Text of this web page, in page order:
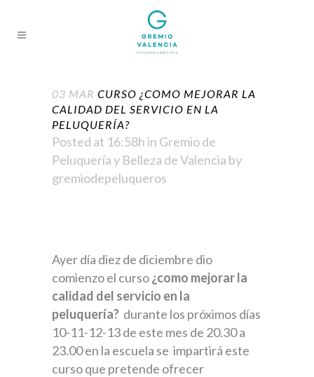
03 MAR CURSO ¿COMO MEJORAR LA
CALIDAD DEL SERVICIO EN LA
PELUQUERÍA?
Posted at 16:58hin Gremio de
Peluquería y Belleza de Valencia by
gremiodepeluqueros
Ayer día diez de diciembre dio
comienzo el curso¿como mejorar la
calidad del servicio en la
peluquería? durante los próximos días
10-11-12-13 de este mes de 20.30 a
23.00 en la escuela se impartirá este
curso que pretende ofrecer